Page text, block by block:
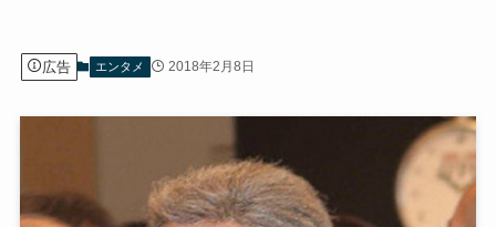
広告 エンタメ 2018年2月8日